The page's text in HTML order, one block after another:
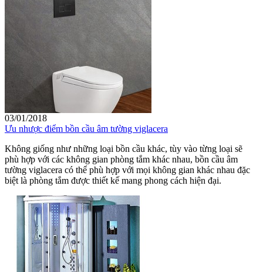
03/01/2018
Ưu nhược điểm bồn cầu âm tường viglacera
Không giống như những loại bồn cầu khác, tùy vào từng loại sẽ
phù hợp với các không gian phòng tắm khác nhau, bồn cầu âm
tường viglacera có thể phù hợp với mọi không gian khác nhau đặc
biệt là phòng tắm được thiết kế mang phong cách hiện đại.